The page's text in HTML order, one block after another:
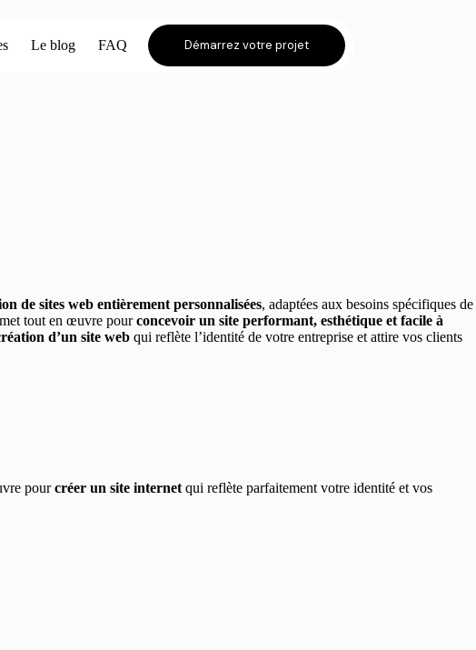
Le blog FAQ Démarrez votre projet
de sites web entièrement personnalisées, adaptées aux besoins spécifiques de
tout en œuvre pourconcevoir un site performant, esthétique et facile à
d’un site web qui reflète l’identité de votre entreprise et attire vos clients
pourcréer un site internet qui reflète parfaitement votre identité et vos